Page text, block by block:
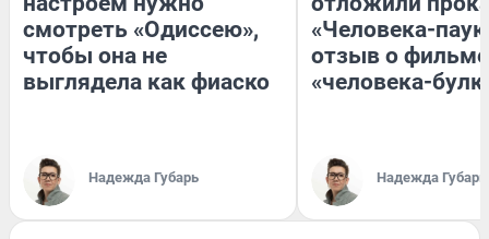
смотреть «Одиссею»,
чтобы она не
выглядела как фиаско
Надежда Губарь
«Человека-
отзыв о
«человека-
Надежда Губарь